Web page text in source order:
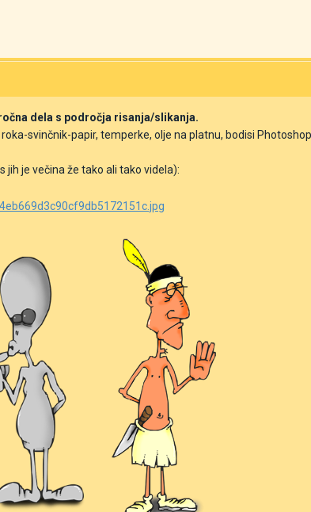
dela s področja risanja/slikanja.
svinčnik-papir, temperke, olje na platnu, bodisi
jih je večina že tako ali tako videla):